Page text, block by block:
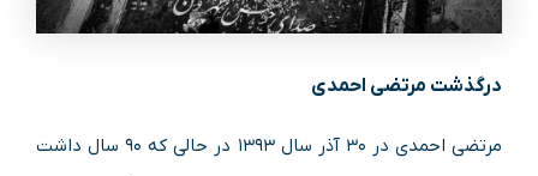
درگذشت مرتضی احمدی
مرتضی احمدی در ۳۰ آذر سال ۱۳۹۳ در حالی که ۹۰ سال داشت